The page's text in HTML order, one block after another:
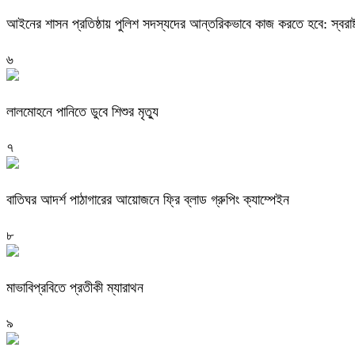
আইনের শাসন প্রতিষ্ঠায় পুলিশ সদস্যদের আন্তরিকভাবে কাজ করতে হবে:
৬
লালমোহনে পানিতে ডুবে শিশুর মৃত্যু
৭
বাতিঘর আদর্শ পাঠাগারের আয়োজনে ফ্রি ব্লাড গ্রুপিং ক্যাম্পেইন
৮
মাভাবিপ্রবিতে প্রতীকী ম্যারাথন ‎
৯